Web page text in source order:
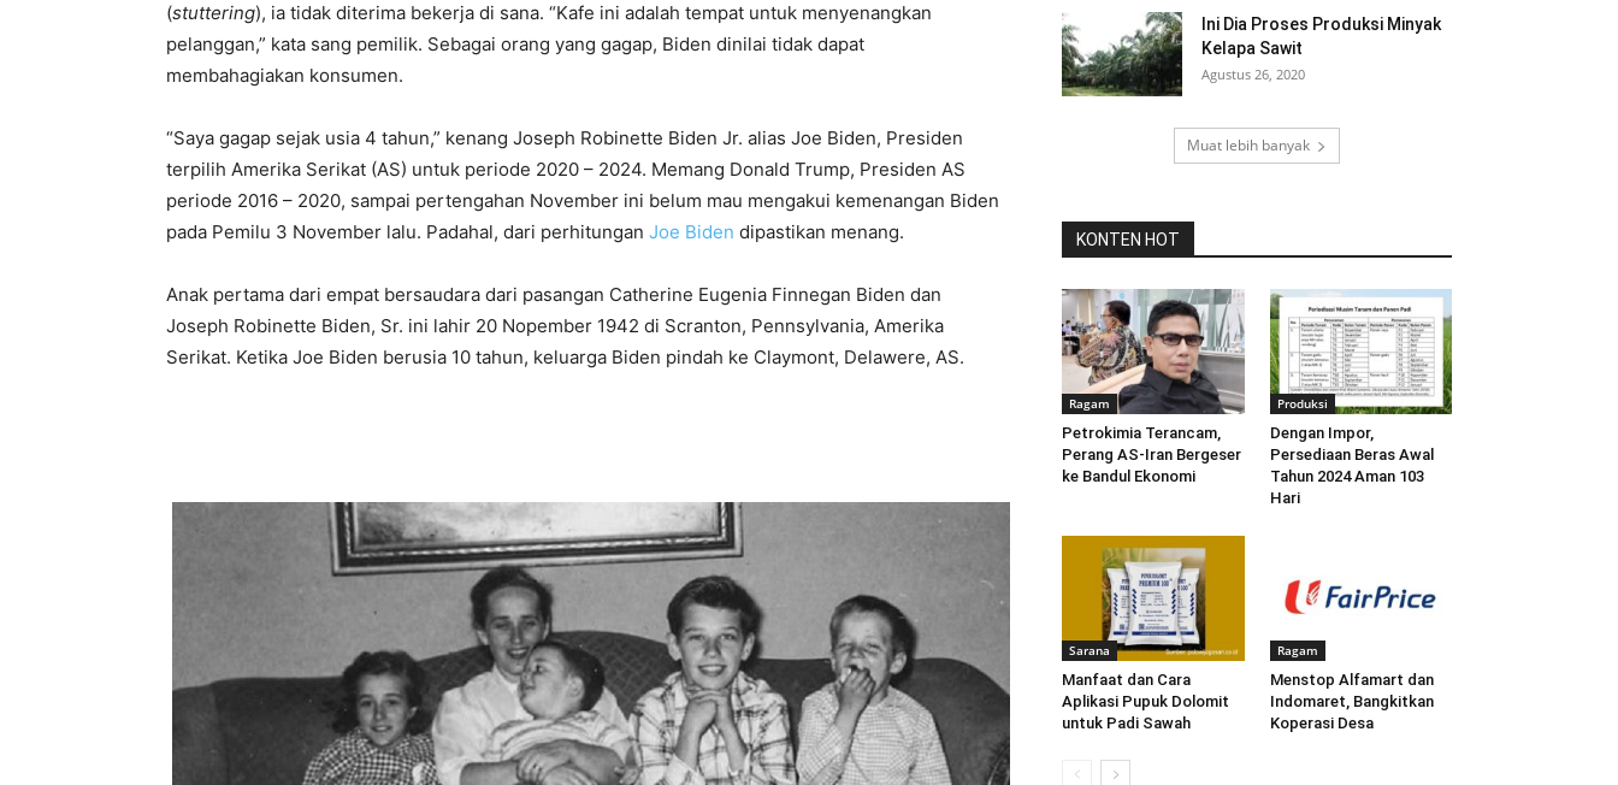
(stuttering), ia tidak diterima bekerja di sana. “Kafe ini adalah tempat untuk menyenangkan
pelanggan,” kata sang pemilik. Sebagai orang yang gagap, Biden dinilai tidak dapat
membahagiakan konsumen.
“Saya gagap sejak usia 4 tahun,” kenang Joseph Robinette Biden Jr. alias Joe Biden, Presiden
terpilih Amerika Serikat (AS) untuk periode 2020 – 2024. Memang Donald Trump, Presiden AS
periode 2016 – 2020, sampai pertengahan November ini belum mau mengakui kemenangan Biden
pada Pemilu 3 November lalu. Padahal, dari perhitungan Joe Biden dipastikan menang.
Anak pertama dari empat bersaudara dari pasangan Catherine Eugenia Finnegan Biden dan
Joseph Robinette Biden, Sr. ini lahir 20 Nopember 1942 di Scranton, Pennsylvania, Amerika
Serikat. Ketika Joe Biden berusia 10 tahun, keluarga Biden pindah ke Claymont, Delawere, AS.
Ini Dia Proses Produksi Minyak
Kelapa Sawit
Agustus 26, 2020
Muat lebih banyak
KONTEN HOT
Ragam
Petrokimia Terancam,
Perang AS-Iran Bergeser
ke Bandul Ekonomi
Produksi
Dengan Impor,
Persediaan Beras Awal
Tahun 2024 Aman 103
Hari
Sarana
Manfaat dan Cara
Aplikasi Pupuk Dolomit
untuk Padi Sawah
Ragam
Menstop Alfamart dan
Indomaret, Bangkitkan
Koperasi Desa